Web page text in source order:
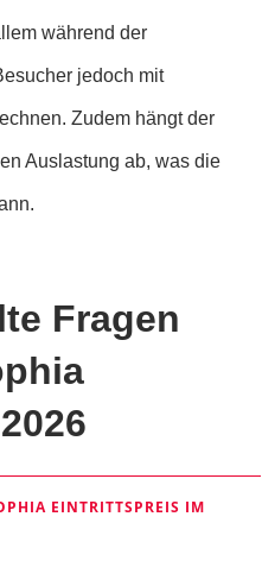
während der
jedoch mit
Zudem hängt der
Auslastung ab, was die
Fragen
EINTRITTSPREIS IM